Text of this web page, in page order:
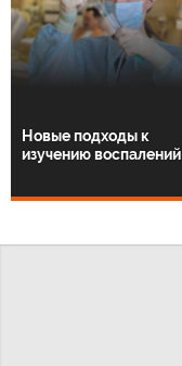
Новые подходы к
изучению воспалений